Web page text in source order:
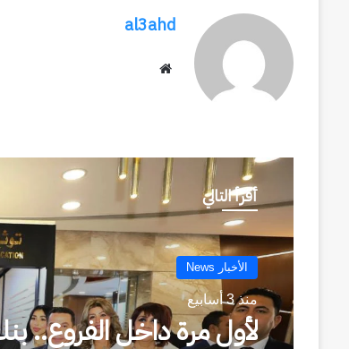
al3ahd
أقرأ التالي
الأخبار News
منذ 3 أسابيع
لأول مرة داخل الفروع..